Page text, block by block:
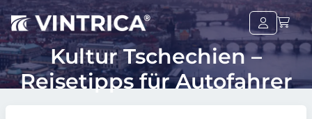
Kultur Tschechien –
Reisetipps für Autofahrer